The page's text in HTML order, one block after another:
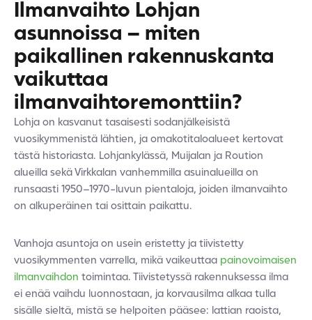
Ilmanvaihto Lohjan
asunnoissa – miten
paikallinen rakennuskanta
vaikuttaa
ilmanvaihtoremonttiin?
Lohja on kasvanut tasaisesti sodanjälkeisistä
vuosikymmenistä lähtien, ja omakotitaloalueet kertovat
tästä historiasta. Lohjankylässä, Muijalan ja Roution
alueilla sekä Virkkalan vanhemmilla asuinalueilla on
runsaasti 1950–1970-luvun pientaloja, joiden ilmanvaihto
on alkuperäinen tai osittain paikattu.
Vanhoja asuntoja on usein eristetty ja tiivistetty
vuosikymmenten varrella, mikä vaikeuttaa painovoimaisen
ilmanvaihdon toimintaa. Tiivistetyssä rakennuksessa ilma
ei enää vaihdu luonnostaan, ja korvausilma alkaa tulla
sisälle sieltä, mistä se helpoiten pääsee: lattian raoista,